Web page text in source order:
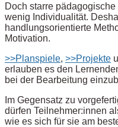
Doch starre
wenig Individualität.
handlungsorientierte
Motivation.
>>Planspiele, >>Projekte
erlauben es den
bei der Bearbeitung
Im Gegensatz zu
dürfen Teilnehmer:innen
wie es sich für sie am